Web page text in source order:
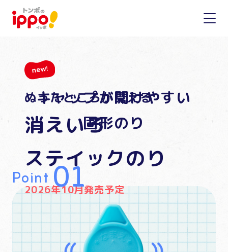
ぬったところが見える
消えいろ
ステイックのり
2026年10月発売予定
キャップが開けやすい
固形のり
Point